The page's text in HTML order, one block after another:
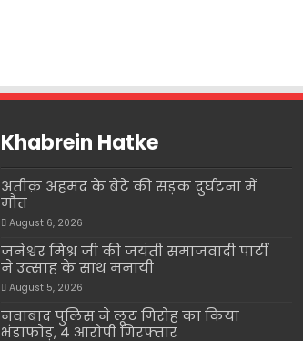
Khabrein Hatke
अतीक़ अहमद के बेटे की सड़क दुर्घटना में
मौत
August 6, 2026
जनेश्वर मिश्र जी की जयंती समाजवादी पार्टी
ने उत्साह के साथ मनायी
August 5, 2026
नवाबाद पुलिस ने लूट गिरोह का किया
भंडाफोड़, 4 आरोपी गिरफ्तार